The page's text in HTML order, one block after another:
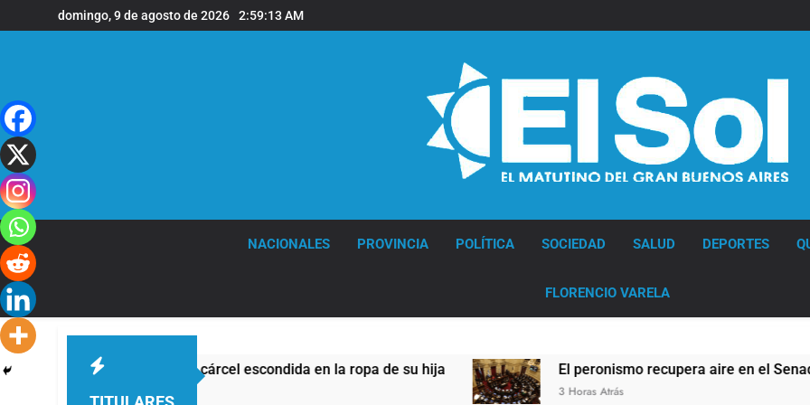
al
domingo, 9 de agosto de 2026 2:59:14 AM
NACIONALES PROVINCIA POLÍTICA SOCIEDAD SALUD DEPORTES
FLORENCIO VARELA
droga a una cárcel escondida en la ropa de su hija El peronismo recupera aire en el Senado frente a los
3 Horas Atrás